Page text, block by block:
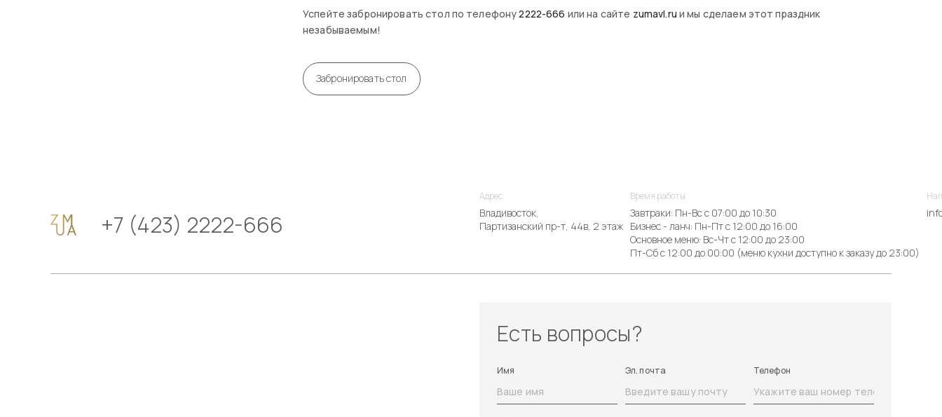
Успейте забронировать стол по телефону2222-666 или на сайте zumavl.ru и мы сделаем этот праздник
незабываемым!
Забронировать стол
+7 (423) 2222-666
Адрес
Владивосток,
Партизанский пр-т, 44в, 2 этаж
Время работы
Завтраки: Пн-Вс с 07:00 до 10:30
Бизнес - ланч: Пн-Пт с 12:00 до 16:00
Основное меню: Вс-Чт с 12:00 до 23:00
Пт-Сб с 12:00 до 00:00 (меню кухни доступно к заказу до 23:00)
Есть вопросы?
Имя Эл. почта Телефон